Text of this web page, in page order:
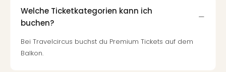
Welche Ticketkategorien kann ich
buchen?
Bei Travelcircus buchst du Premium Tickets auf dem
Balkon.